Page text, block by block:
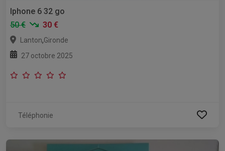
Iphone 6 32 go
50 €
30 €
Lanton,Gironde
27 octobre 2025
Téléphonie